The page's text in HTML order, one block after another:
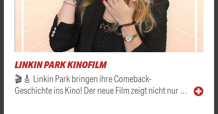
LINKIN PARK KINOFILM
🎬🎸 Linkin Park bringen ihre Comeback-
Geschichte ins Kino! Der neue Film zeigt nicht nur …